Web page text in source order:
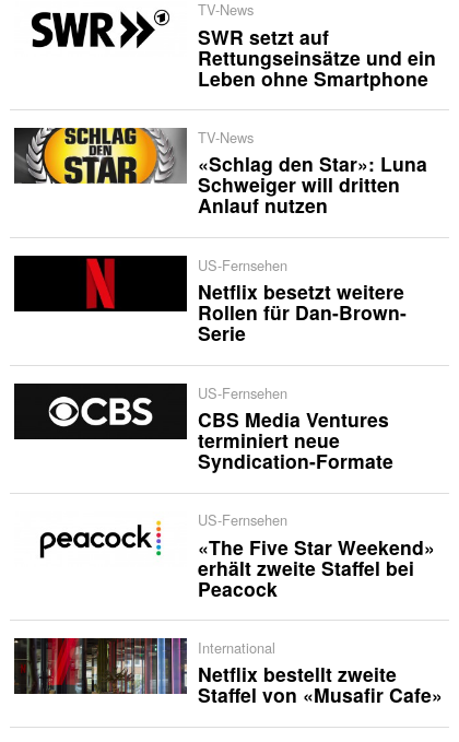
TV-News
SWR setzt auf
Rettungseinsätze und ein
Leben ohne Smartphone
TV-News
«Schlag den Star»: Luna
Schweiger will dritten
Anlauf nutzen
US-Fernsehen
Netflix besetzt weitere
Rollen für Dan-Brown-
Serie
US-Fernsehen
CBS Media Ventures
terminiert neue
Syndication-Formate
US-Fernsehen
«The Five Star Weekend»
erhält zweite Staffel bei
Peacock
International
Netflix bestellt zweite
Staffel von «Musafir Cafe»